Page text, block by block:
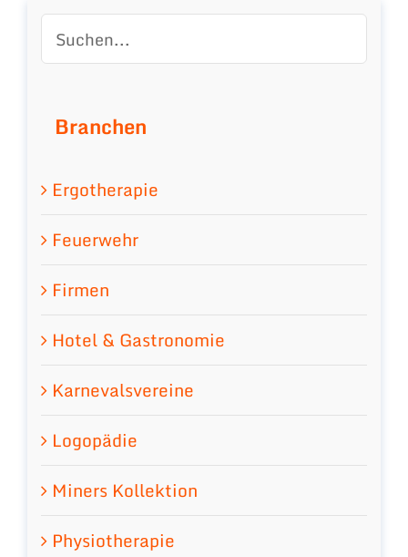
Branchen
Ergotherapie
Feuerwehr
Firmen
Hotel & Gastronomie
Karnevalsvereine
Logopädie
Miners Kollektion
Physiotherapie